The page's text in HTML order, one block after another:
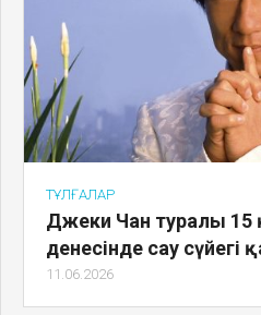
ТҰЛҒАЛАР
Джеки Чан туралы
денесінде сау сүйегі
11.06.2026